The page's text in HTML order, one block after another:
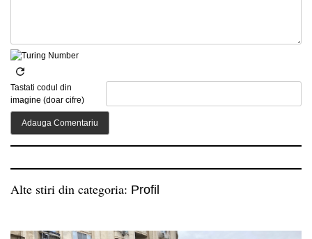
Tastati codul din
imagine (doar cifre)
Alte stiri din categoria: Profil